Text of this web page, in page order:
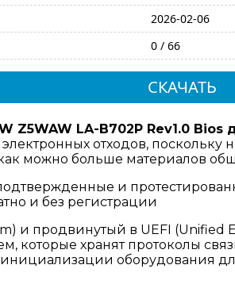
2026-02-06
0 / 66
СКАЧАТЬ
Z5WAW LA-B702P Rev1.0 Bios
отходов, поскольку
можно больше материалов
и
и без регистрации
и продвинутый в UEFI (Unified
которые хранят протоколы
оборудования